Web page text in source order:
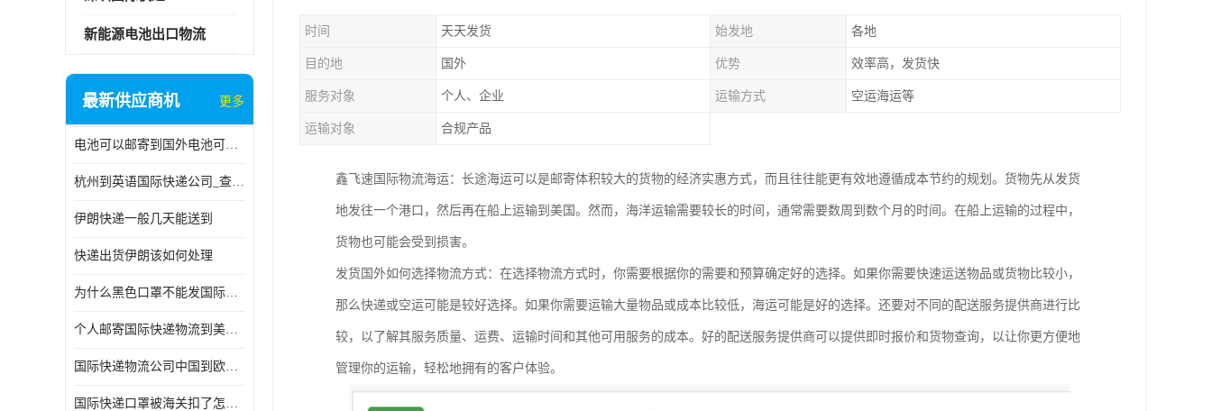
新能源电池出口物流
最新供应商机 更多
电池可以邮寄到国外电池可以发国际物流手机电池可以邮寄到国外
杭州到英语国际快递公司_查国际快递
伊朗快递一般几天能送到
快递出货伊朗该如何处理
为什么黑色口罩不能发国际快递 国际寄口罩快递需要填写信息
个人邮寄国际快递物流到美加墨西哥英国比利时荷兰波兰意大利
国际快递物流公司中国到欧洲英国法国德国能寄铁路空运海运
国际快递口罩被海关扣了怎么办
时间 天天发货 始发地 各地
目的地 国外 优势 效率高，发货快
服务对象 个人、企业 运输方式 空运海运等
运输对象 合规产品
鑫飞速国际物流海运：长途海运可以是邮寄体积较大的货物的经济实惠方式，而且往往能更有效地遵循成本节约的规划。货物先从发货
地发往一个港口，然后再在船上运输到美国。然而，海洋运输需要较长的时间，通常需要数周到数个月的时间。在船上运输的过程中，
货物也可能会受到损害。
发货国外如何选择物流方式：在选择物流方式时，你需要根据你的需要和预算确定好的选择。如果你需要快速运送物品或货物比较小，
那么快递或空运可能是较好选择。如果你需要运输大量物品或成本比较低，海运可能是好的选择。还要对不同的配送服务提供商进行比
较，以了解其服务质量、运费、运输时间和其他可用服务的成本。好的配送服务提供商可以提供即时报价和货物查询，以让你更方便地
管理你的运输，轻松地拥有的客户体验。